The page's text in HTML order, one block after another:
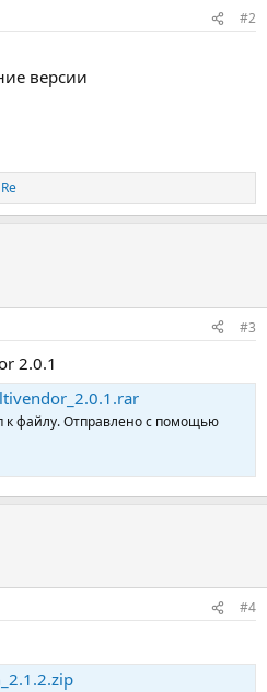
#2
версии
#3
2.0.1
к файлу. Отправлено с помощью
#4